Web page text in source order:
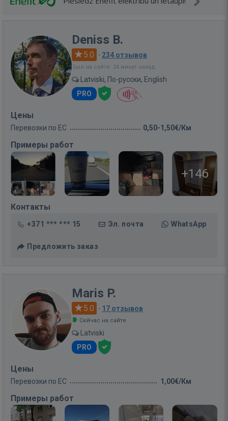
Deniss B.
5.0 · 234 отзывов
Был на сайте: 24 минут назад
Latviski, По-русски, English
PRO
Цены
Перевозки по ЕС 0,50-1,50€/Км
Примеры работ
+146
Контакты
+371 *** *** 15 Эл. почта WhatsApp
Предложить заказ
Maris P.
5.0 · 17 отзывов
Сейчас на сайте
Latviski
PRO
Цены
Перевозки по ЕС 1,00€/Км
Примеры работ